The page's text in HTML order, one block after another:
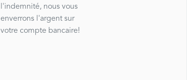
l'indemnité, nous vous
enverrons l'argent sur
votre compte bancaire!